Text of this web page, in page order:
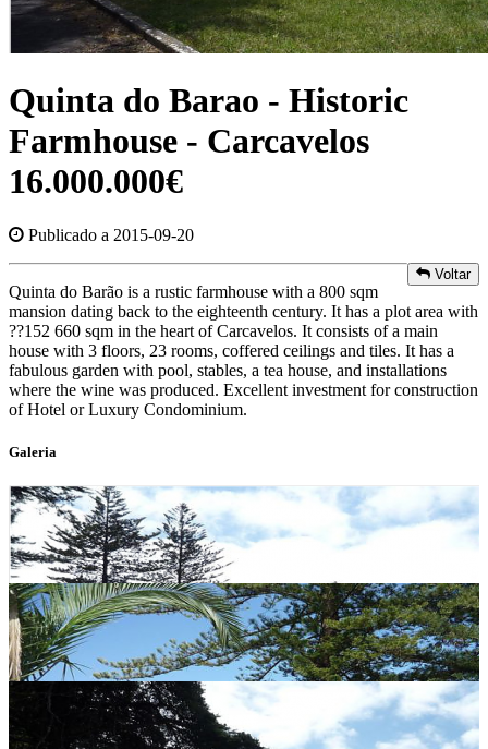
Quinta do Barao - Historic
Farmhouse - Carcavelos
16.000.000€
Publicado a 2015-09-20
Voltar
Quinta do Barão is a rustic farmhouse with a 800 sqm
mansion dating back to the eighteenth century. It has a plot area with
??152 660 sqm in the heart of Carcavelos. It consists of a main
house with 3 floors, 23 rooms, coffered ceilings and tiles. It has a
fabulous garden with pool, stables, a tea house, and installations
where the wine was produced. Excellent investment for construction
of Hotel or Luxury Condominium.
Galeria